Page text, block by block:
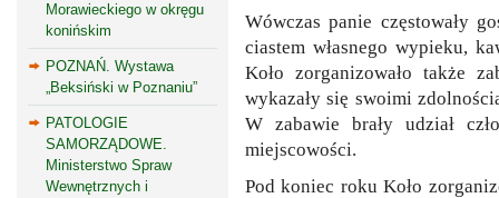
Morawieckiego w okręgu
konińskim
POZNAŃ. Wystawa
„Beksiński w Poznaniu”
PATOLOGIE
SAMORZĄDOWE.
Ministerstwo Spraw
Wewnętrznych i
Wówczas panie częstowały
ciastem własnego wypieku,
Koło zorganizowało także
wykazały się swoimi
W zabawie brały udział
miejscowości.
Pod koniec roku Koło